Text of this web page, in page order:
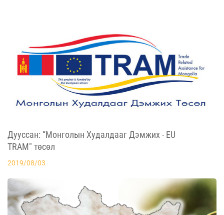
Дууссан: “Монголын Худалдааг Дэмжих - EU
TRAM" төсөл
2019/08/03